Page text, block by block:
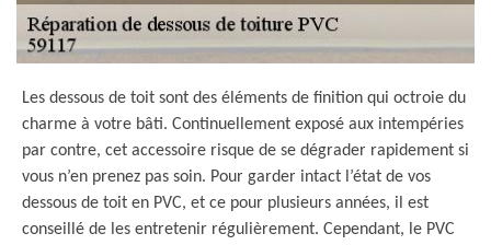
Les dessous de toit sont des éléments de finition qui octroie du
charme à votre bâti. Continuellement exposé aux intempéries
par contre, cet accessoire risque de se dégrader rapidement si
vous n’en prenez pas soin. Pour garder intact l’état de vos
dessous de toit en PVC, et ce pour plusieurs années, il est
conseillé de les entretenir régulièrement. Cependant, le PVC